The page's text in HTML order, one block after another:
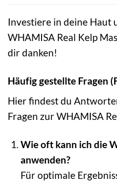
Investiere in deine Haut
WHAMISA Real Kelp
dir danken!
Häufig gestellte Fragen
Hier findest du
Fragen zur WHAMISA
Wie oft kann ich die
anwenden?
Für optimale